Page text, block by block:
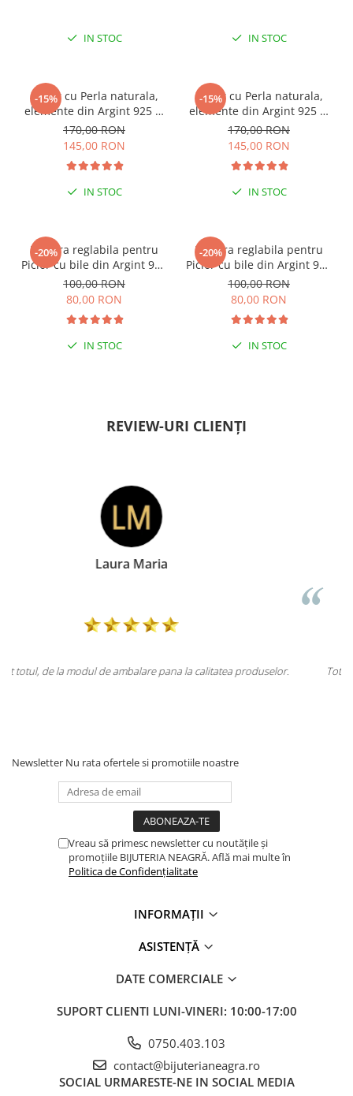
IN STOC IN STOC
-15%
Colier cu Perla naturala,
elemente din Argint 925 si
margele Miyuki, multicolor
170,00 RON
145,00 RON
IN STOC
-15%
Colier cu Perla naturala,
elemente din Argint 925 si
margele Miyuki, verde/kiwi
170,00 RON
145,00 RON
IN STOC
-20%
Bratara reglabila pentru
Picior cu bile din Argint 925
si margele Miyuki rosii
100,00 RON
80,00 RON
IN STOC
-20%
Bratara reglabila pentru
Picior cu bile din Argint 925
si margele Miyuki verzi
100,00 RON
80,00 RON
IN STOC
REVIEW-URI CLIENȚI
Doina Georgescu
Totul la superlativ! Produsul, fix descrierea, ambalaj, livrare.
Newsletter Nu rata ofertele si promotiile noastre
Vreau să primesc newsletter cu noutățile și
promoțiile BIJUTERIA NEAGRĂ. Află mai multe în
Politica de Confidențialitate
INFORMAȚII
ASISTENȚĂ
DATE COMERCIALE
SUPORT CLIENTI LUNI-VINERI: 10:00-17:00
0750.403.103
contact@bijuterianeagra.ro
SOCIAL URMARESTE-NE IN SOCIAL MEDIA